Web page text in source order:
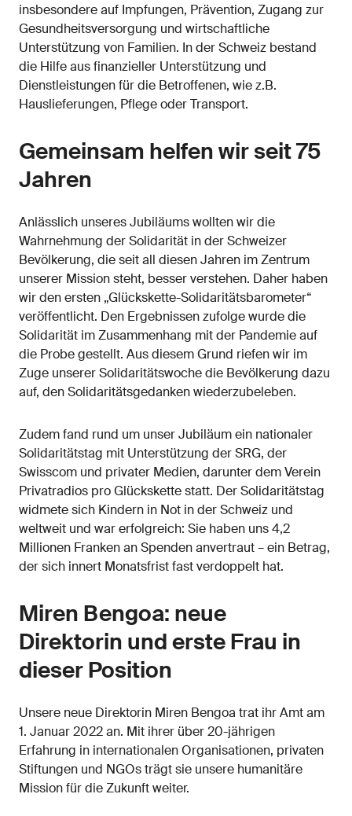
insbesondere auf Impfungen, Prävention, Zugang zur
Gesundheitsversorgung und wirtschaftliche
Unterstützung von Familien. In der Schweiz bestand
die Hilfe aus finanzieller Unterstützung und
Dienstleistungen für die Betroffenen, wie z.B.
Hauslieferungen, Pflege oder Transport.
Gemeinsam helfen wir seit 75
Jahren
Anlässlich unseres Jubiläums wollten wir die
Wahrnehmung der Solidarität in der Schweizer
Bevölkerung, die seit all diesen Jahren im Zentrum
unserer Mission steht, besser verstehen. Daher haben
wir den ersten „Glückskette-Solidaritätsbarometer“
veröffentlicht. Den Ergebnissen zufolge wurde die
Solidarität im Zusammenhang mit der Pandemie auf
die Probe gestellt. Aus diesem Grund riefen wir im
Zuge unserer Solidaritätswoche die Bevölkerung dazu
auf, den Solidaritätsgedanken wiederzubeleben.
Zudem fand rund um unser Jubiläum ein nationaler
Solidaritätstag mit Unterstützung der SRG, der
Swisscom und privater Medien, darunter dem Verein
Privatradios pro Glückskette statt. Der Solidaritätstag
widmete sich Kindern in Not in der Schweiz und
weltweit und war erfolgreich: Sie haben uns 4,2
Millionen Franken an Spenden anvertraut – ein Betrag,
der sich innert Monatsfrist fast verdoppelt hat.
Miren Bengoa: neue
Direktorin und erste Frau in
dieser Position
Unsere neue Direktorin Miren Bengoa trat ihr Amt am
1. Januar 2022 an. Mit ihrer über 20-jährigen
Erfahrung in internationalen Organisationen, privaten
Stiftungen und NGOs trägt sie unsere humanitäre
Mission für die Zukunft weiter.